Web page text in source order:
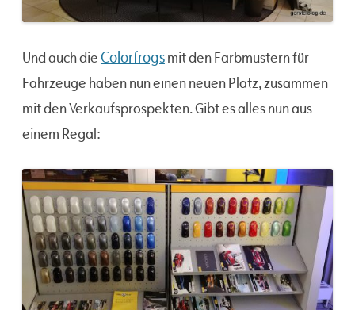
Und auch dieColorfrogsmit den Farbmustern für
Fahrzeuge haben nun einen neuen Platz, zusammen
mit den Verkaufsprospekten. Gibt es alles nun aus
einem Regal: